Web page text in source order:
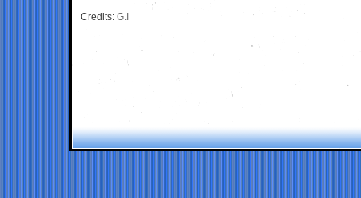
Credits: G.I